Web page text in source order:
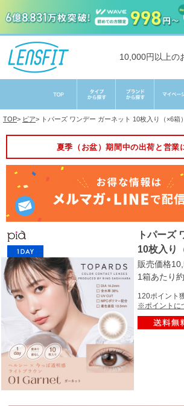
10,000円以上の
TOP> ピア> トパーズ ワンデー ガーネット 10枚入り（×6箱）
夏季（お盆）期間中の出荷と営業
トパーズ
10枚入り
販売価格
1箱あたり
120ポイント
※ポイントに